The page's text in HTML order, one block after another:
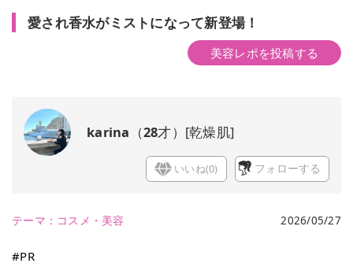
愛され香水がミストになって新登場！
美容レポを投稿する
karina （28才） [乾燥肌]
いいね(0) フォローする
テーマ： コスメ・美容 2026/05/27
#PR